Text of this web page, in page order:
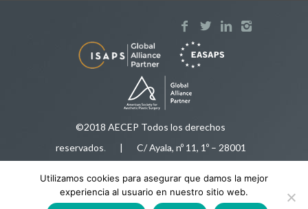
©2018 AECEP Todos los derechos
reservados. | C/ Ayala, nº 11, 1º – 28001
Tfnos:91 575 50 35/ 616 92 78 34|
Utilizamos cookies para asegurar que damos la mejor
experiencia al usuario en nuestro sitio web.